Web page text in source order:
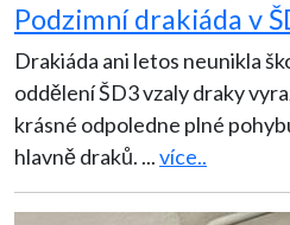
Podzimní drakiáda v
Drakiáda ani letos neunikla
oddělení ŠD3 vzaly draky vyrazily
krásné odpoledne plné
hlavně draků. ...více..